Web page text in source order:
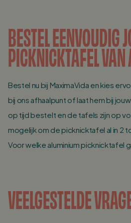
BESTEL EENVOUDIG
PICKNICKTAFEL
Bestel nu bij MaximaVida en kies
bij ons afhaalpunt of laat hem bij
op tijd bestelt en de tafels zijn op
mogelijk om de picknicktafel al in 2
Voor welke aluminium picknicktafel
VEELGESTELDE